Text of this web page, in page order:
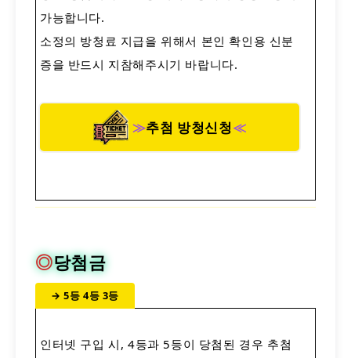
가능합니다.
소정의 방청료 지급을 위해서 본인 확인용 신분
증을 반드시 지참해주시기 바랍니다.
≫추첨 방청신청≪
◎당첨금
→ 5등 4등 3등
인터넷 구입 시, 4등과 5등이 당첨된 경우 추첨